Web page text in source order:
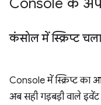
Console के
कंसोल में स्क्रिप्ट
Console में स्क्रिप्ट का
अब सही गड़बड़ी वाले